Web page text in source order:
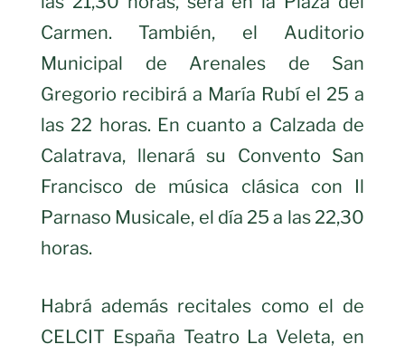
Carmen. También, el Auditorio
Municipal de Arenales de San
Gregorio recibirá a María Rubí el 25 a
las 22 horas. En cuanto a Calzada de
Calatrava, llenará su Convento San
Francisco de música clásica con Il
Parnaso Musicale, el día 25 a las 22,30
horas.
Habrá además recitales como el de
CELCIT España Teatro La Veleta, en